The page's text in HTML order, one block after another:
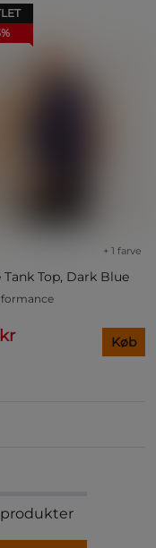
Tank Top, Dark Blue
+ 1 farve
Køb
produkter